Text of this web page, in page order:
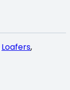
Loafers,